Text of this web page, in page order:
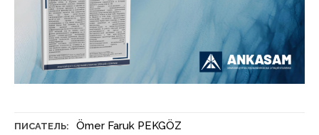
ПИСАТЕЛЬ: Ömer Faruk PEKGÖZ